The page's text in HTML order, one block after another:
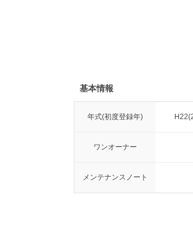
基本情報
年式(初度登録年)
ワンオーナー
メンテナンスノート